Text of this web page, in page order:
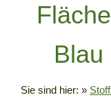
Blau
Sie sind hier: »